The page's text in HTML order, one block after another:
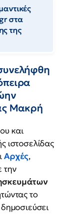
στα
της
Μακρή
και
ιστοσελίδας
Αρχές,
την
το